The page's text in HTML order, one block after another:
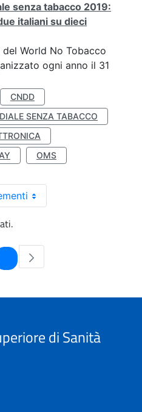
senza tabacco 2019:
italiani su dieci
del World No Tobacco
ogni anno il 31
CNDD
SENZA TABACCO
OMS
Pagina
di Sanità